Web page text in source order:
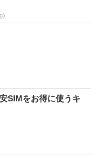
SIMをお得に使うキ